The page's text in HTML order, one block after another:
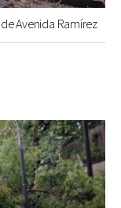
Avenida Ramírez